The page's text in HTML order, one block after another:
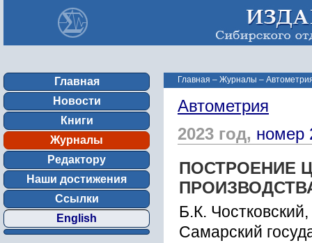
Главная
Новости
Книги
Журналы
Редактору
Наши достижения
Ссылки
English
Главная – Журналы –
Автометрия
2023 год, номер
ПОСТРОЕНИЕ
Б.К.
Самарский